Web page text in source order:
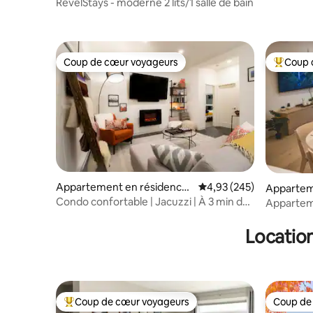
Coup de cœur voyageurs
Coup de cœur voyageurs
Appartement en résidence
⋅ Revelstoke
Évaluation moyenne
4,93 (245)
Condo confortable | Jacuzzi | À 3 min du
Coups
Coup
elstoke
Coups de cœur voyageurs les plus appréciés
Coup de cœur voyageurs Coup
Coup